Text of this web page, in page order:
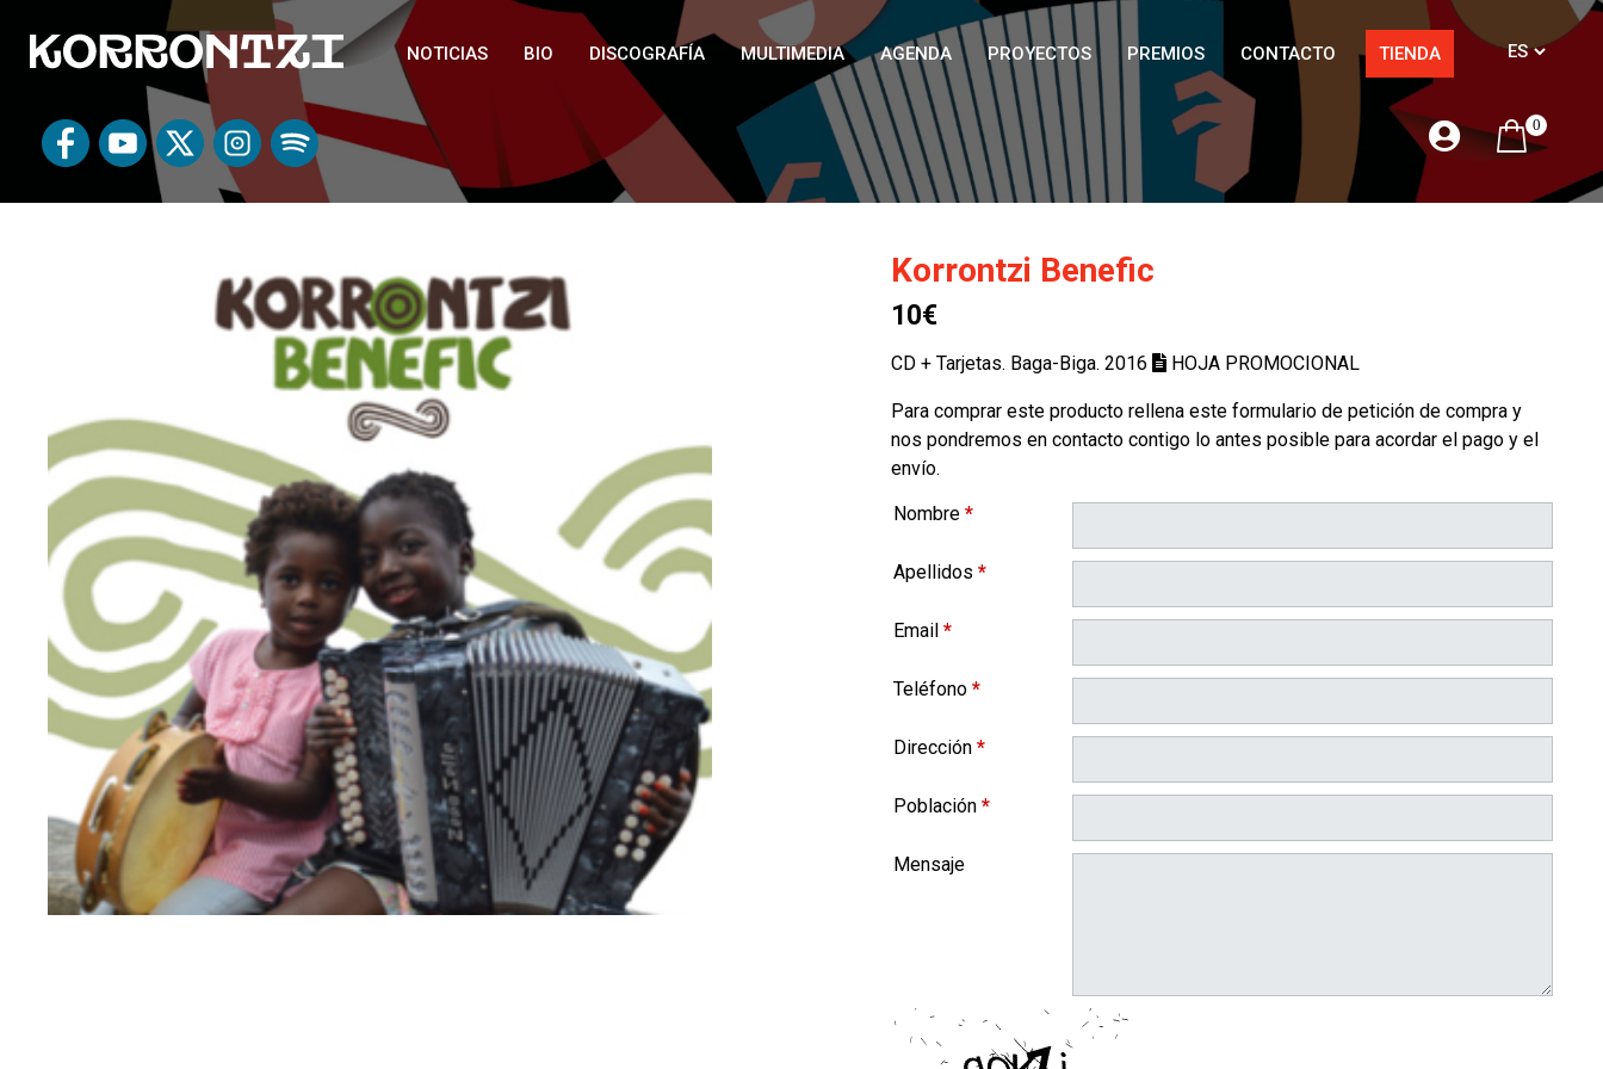
NOTICIAS BIO DISCOGRAFÍA MULTIMEDIA AGENDA PROYECTOS PREMIOS CONTACTO TIENDA
0
Korrontzi Benefic
10€
CD + Tarjetas. Baga-Biga. 2016 HOJA PROMOCIONAL
Para comprar este producto rellena este formulario de petición de compra y
nos pondremos en contacto contigo lo antes posible para acordar el pago y el
envío.
Nombre *
Apellidos *
Email *
Teléfono *
Dirección *
Población *
Mensaje